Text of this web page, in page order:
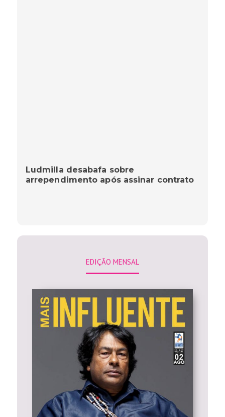
Ludmilla desabafa sobre
arrependimento após assinar contrato
EDIÇÃO MENSAL